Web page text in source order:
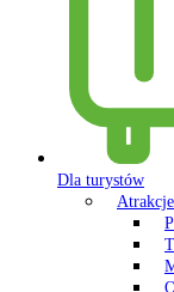
Dla turystów